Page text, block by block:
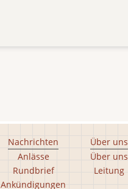
Nachrichten
Anlässe
Rundbrief
Ankündigungen
Über uns
Über uns
Leitung